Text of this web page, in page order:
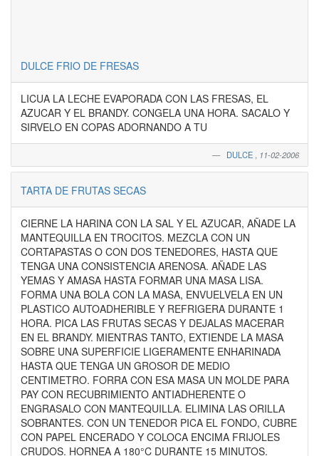
DULCE FRIO DE FRESAS
LICUA LA LECHE EVAPORADA CON LAS FRESAS, EL
AZUCAR Y EL BRANDY. CONGELA UNA HORA. SACALO Y
SIRVELO EN COPAS ADORNANDO A TU
DULCE 11-02-2006
TARTA DE FRUTAS SECAS
CIERNE LA HARINA CON LA SAL Y EL AZUCAR, AÑADE LA
MANTEQUILLA EN TROCITOS. MEZCLA CON UN
CORTAPASTAS O CON DOS TENEDORES, HASTA QUE
TENGA UNA CONSISTENCIA ARENOSA. AÑADE LAS
YEMAS Y AMASA HASTA FORMAR UNA MASA LISA.
FORMA UNA BOLA CON LA MASA, ENVUELVELA EN UN
PLASTICO AUTOADHERIBLE Y REFRIGERA DURANTE 1
HORA. PICA LAS FRUTAS SECAS Y DEJALAS MACERAR
EN EL BRANDY. MIENTRAS TANTO, EXTIENDE LA MASA
SOBRE UNA SUPERFICIE LIGERAMENTE ENHARINADA
HASTA QUE TENGA UN GROSOR DE MEDIO
CENTIMETRO. FORRA CON ESA MASA UN MOLDE PARA
PAY CON RECUBRIMIENTO ANTIADHERENTE O
ENGRASALO CON MANTEQUILLA. ELIMINA LAS ORILLA
SOBRANTES. CON UN TENEDOR PICA EL FONDO, CUBRE
CON PAPEL ENCERADO Y COLOCA ENCIMA FRIJOLES
CRUDOS. HORNEA A 180°C DURANTE 15 MINUTOS.